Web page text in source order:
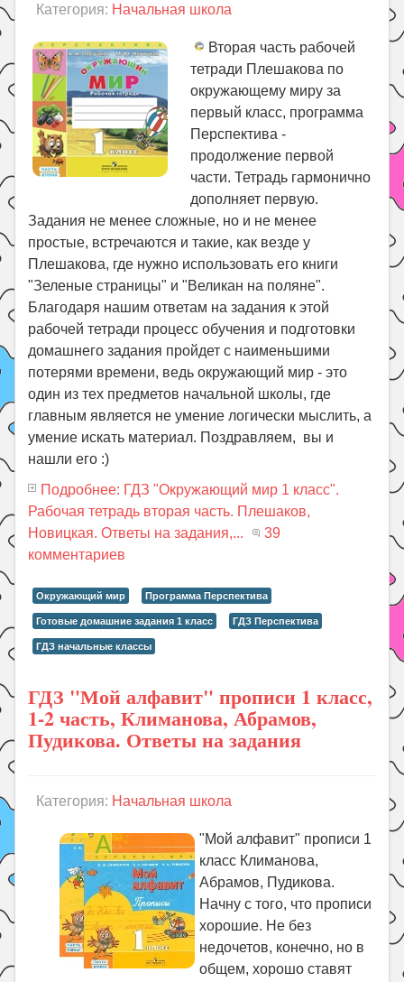
Категория: Начальная школа
Вторая часть рабочей
тетради Плешакова по
окружающему миру за
первый класс, программа
Перспектива -
продолжение первой
части. Тетрадь гармонично
дополняет первую.
Задания не менее сложные, но и не менее
простые, встречаются и такие, как везде у
Плешакова, где нужно использовать его книги
"Зеленые страницы" и "Великан на поляне".
Благодаря нашим ответам на задания к этой
рабочей тетради процесс обучения и подготовки
домашнего задания пройдет с наименьшими
потерями времени, ведь окружающий мир - это
один из тех предметов начальной школы, где
главным является не умение логически мыслить, а
умение искать материал. Поздравляем, вы и
нашли его :)
Подробнее: ГДЗ "Окружающий мир 1 класс".
Рабочая тетрадь вторая часть. Плешаков,
Новицкая. Ответы на задания,...
39
комментариев
Окружающий мир Программа Перспектива
Готовые домашние задания 1 класс ГДЗ Перспектива
ГДЗ начальные классы
ГДЗ "Мой алфавит" прописи 1 класс,
1-2 часть, Климанова, Абрамов,
Пудикова. Ответы на задания
Категория: Начальная школа
"Мой алфавит" прописи 1
класс Климанова,
Абрамов, Пудикова.
Начну с того, что прописи
хорошие. Не без
недочетов, конечно, но в
общем, хорошо ставят